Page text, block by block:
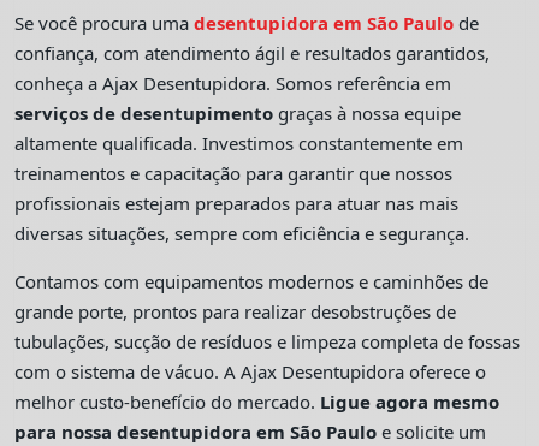
Se você procura umadesentupidora em São Paulo de
confiança, com atendimento ágil e resultados garantidos,
conheça a Ajax Desentupidora. Somos referência em
serviços de desentupimento graças à nossa equipe
altamente qualificada. Investimos constantemente em
treinamentos e capacitação para garantir que nossos
profissionais estejam preparados para atuar nas mais
diversas situações, sempre com eficiência e segurança.
Contamos com equipamentos modernos e caminhões de
grande porte, prontos para realizar desobstruções de
tubulações, sucção de resíduos e limpeza completa de fossas
com o sistema de vácuo. A Ajax Desentupidora oferece o
melhor custo-benefício do mercado. Ligue agora mesmo
para nossa desentupidora em São Paulo e solicite um